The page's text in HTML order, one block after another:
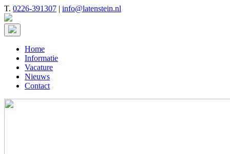
T. 0226-391307 | info@latenstein.nl
Home
Informatie
Vacature
Nieuws
Contact